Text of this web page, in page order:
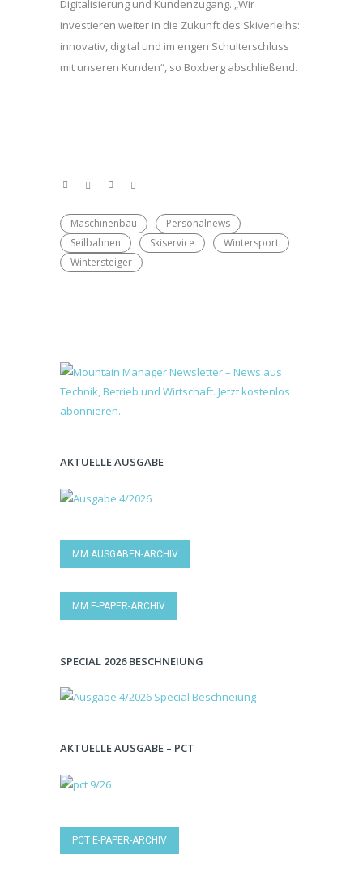
Digitalisierung und Kundenzugang. „Wir
investieren weiter in die Zukunft des Skiverleihs:
innovativ, digital und im engen Schulterschluss
mit unseren Kunden“, so Boxberg abschließend.
Maschinenbau
Personalnews
Seilbahnen
Skiservice
Wintersport
Wintersteiger
AKTUELLE AUSGABE
MM AUSGABEN-ARCHIV
MM E-PAPER-ARCHIV
SPECIAL 2026 BESCHNEIUNG
AKTUELLE AUSGABE – PCT
PCT E-PAPER-ARCHIV